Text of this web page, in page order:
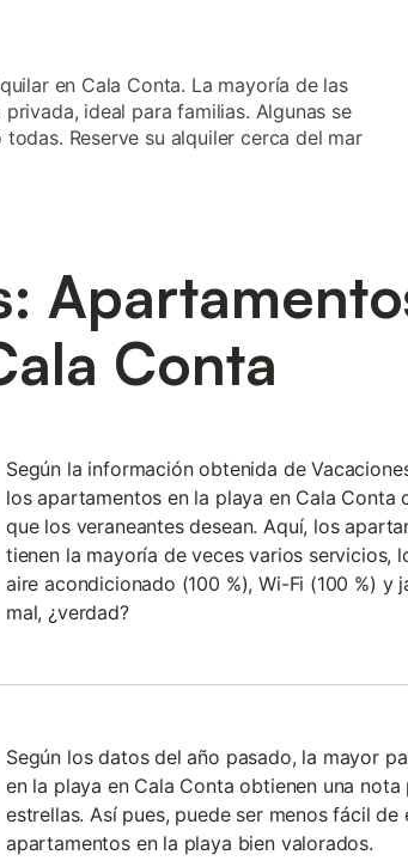
en Cala Conta. La mayoría de las
ideal para familias. Algunas se
Reserve su alquiler cerca del mar
Conta
Según la información obtenida de
los apartamentos en la playa en Cala Conta
que los veraneantes desean. Aquí, los
tienen la mayoría de veces varios servicios,
aire acondicionado (100 %), Wi-Fi (100 %) y
mal, ¿verdad?
Según los datos del año pasado, la mayor
en la playa en Cala Conta obtienen una
estrellas. Así pues, puede ser menos fácil de
apartamentos en la playa bien valorados.